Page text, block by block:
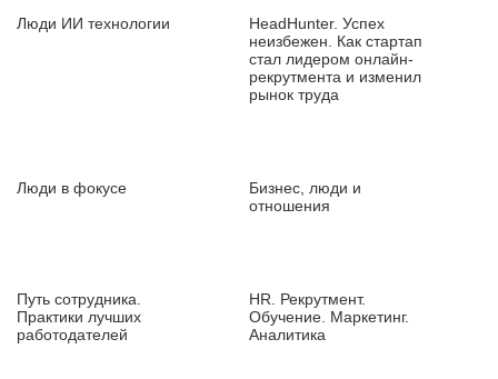
Люди ИИ технологии
HeadHunter. Успех
неизбежен. Как стартап
стал лидером онлайн-
рекрутмента и изменил
рынок труда
Люди в фокусе
Бизнес, люди и
отношения
Путь сотрудника.
Практики лучших
работодателей
HR. Рекрутмент.
Обучение. Маркетинг.
Аналитика